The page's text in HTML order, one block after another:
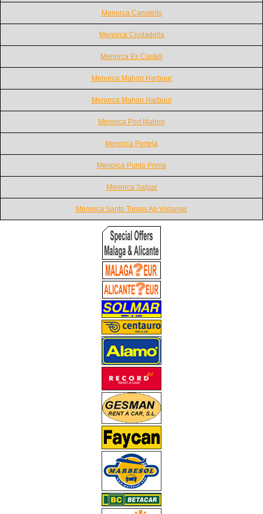
Menorca Canutells
Menorca Ciudadella
Menorca Es Castell
Menorca Mahon Harbour
Menorca Mahon Harbour
Menorca Port Mahon
Menorca Portela
Menorca Punta Prima
Menorca Salgar
Menorca Santo Tomas Ap Vistamar